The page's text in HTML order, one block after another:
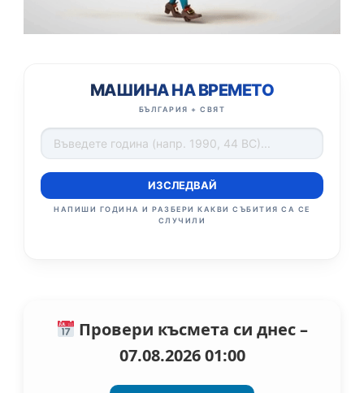
МАШИНА НА ВРЕМЕТО
БЪЛГАРИЯ + СВЯТ
ИЗСЛЕДВАЙ
НАПИШИ ГОДИНА И РАЗБЕРИ КАКВИ СЪБИТИЯ СА СЕ
СЛУЧИЛИ
Провери късмета си днес –
07.08.2026 01:00